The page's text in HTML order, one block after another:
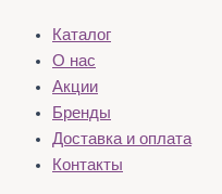
Каталог
О нас
Акции
Бренды
Доставка и оплата
Контакты